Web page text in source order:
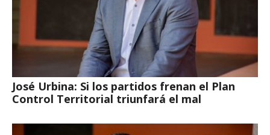
José Urbina: Si los partidos frenan el Plan
Control Territorial triunfará el mal